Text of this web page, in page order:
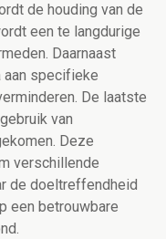
de houding van de
een te langdurige
Daarnaast
aan specifieke
De laatste
van
Deze
verschillende
de doeltreffendheid
een betrouwbare